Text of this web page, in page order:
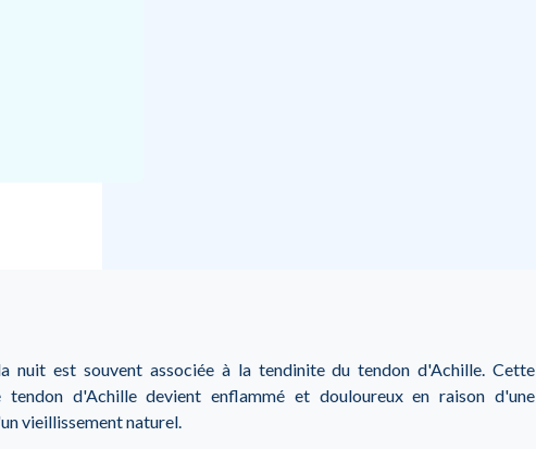
nuit est souvent associée à la tendinite du tendon d'Achille. Cette
d'Achille devient enflammé et douloureux en raison d'une
vieillissement naturel.